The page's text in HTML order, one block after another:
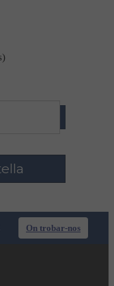
On trobar-nos